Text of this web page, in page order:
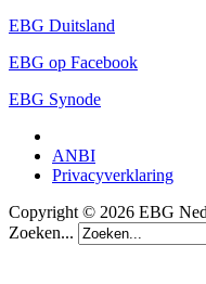
EBG Duitsland
EBG op Facebook
EBG Synode
ANBI
Privacyverklaring
Copyright © 2026 EBG
Zoeken...